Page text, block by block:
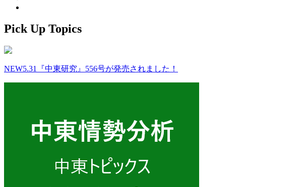
Pick Up Topics
NEW5.31『中東研究』556号が発売されました！